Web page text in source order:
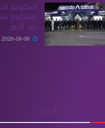
الحكومة
لمشاريع
دير الزور
...